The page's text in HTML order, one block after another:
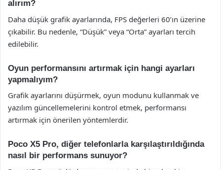
alırım?
Daha düşük grafik ayarlarında, FPS değerleri 60’ın üzerine
çıkabilir. Bu nedenle, “Düşük” veya “Orta” ayarları tercih
edilebilir.
Oyun performansını artırmak için hangi ayarları
yapmalıyım?
Grafik ayarlarını düşürmek, oyun modunu kullanmak ve
yazılım güncellemelerini kontrol etmek, performansı
artırmak için önerilen yöntemlerdir.
Poco X5 Pro, diğer telefonlarla karşılaştırıldığında
nasıl bir performans sunuyor?